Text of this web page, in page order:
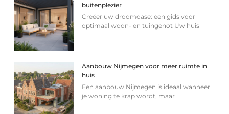
buitenplezier
Creëer uw droomoase: een gids voor
optimaal woon- en tuingenot Uw huis
Aanbouw Nijmegen voor meer ruimte in
huis
Een aanbouw Nijmegen is ideaal wanneer
je woning te krap wordt, maar